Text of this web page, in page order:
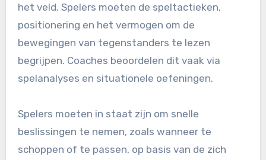
het veld. Spelers moeten de speltactieken,
positionering en het vermogen om de
bewegingen van tegenstanders te lezen
begrijpen. Coaches beoordelen dit vaak via
spelanalyses en situationele oefeningen.
Spelers moeten in staat zijn om snelle
beslissingen te nemen, zoals wanneer te
schoppen of te passen, op basis van de zich